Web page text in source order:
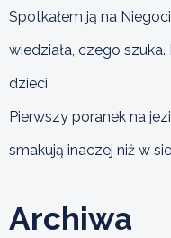
Spotkałem ją na
wiedziała, czego
dzieci
Pierwszy poranek na
smakują inaczej niż w
Archiwa